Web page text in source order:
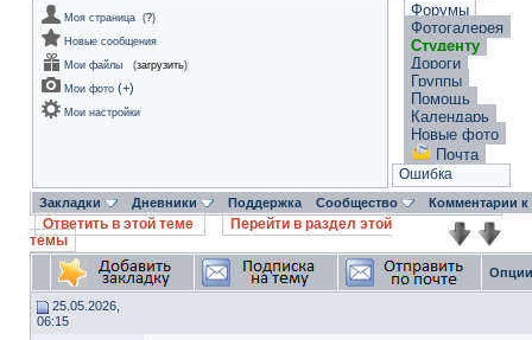
Моя страница (?)
Новые сообщения
Мои файлы
(загрузить)
Мои фото (+)
Мои настройки
Форумы
Фотогалерея
Студенту
Дороги
Группы
Помощь
Календарь
Новые фото
Почта
Ошибка
Закладки Дневники Поддержка Сообщество Комментарии
Ответить в этой теме
Перейти в раздел этой
темы
25.05.2026,
06:15